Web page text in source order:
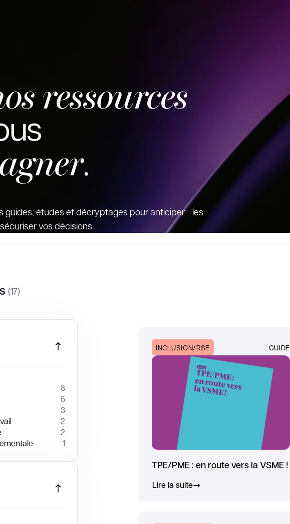
ressources
.
guides, études et décryptages pour anticiper les
vos décisions.
(17)
8
5
3
2
2
1
INCLUSION/RSE GUIDE
TPE/PME : en route vers la VSME !
Lire la suite